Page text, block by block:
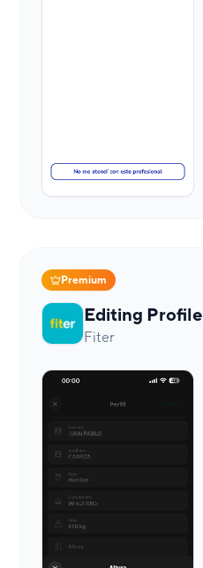
Premium
Editing Profile
Fiter